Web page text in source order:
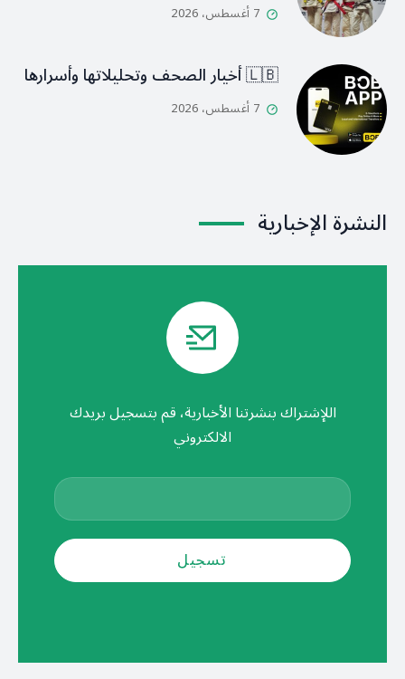
7 أغسطس، 2026
🇱🇧 أخيار الصحف وتحليلاتها وأسرارها
7 أغسطس، 2026
النشرة الإخبارية
اللإشتراك بنشرتنا الأخبارية، قم بتسجيل بريدك
الالكتروني